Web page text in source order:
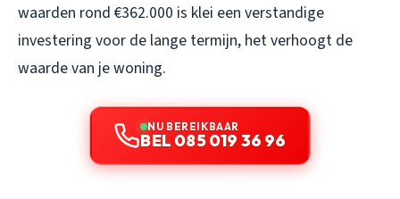
waarden rond €362.000 is klei een verstandige
investering voor de lange termijn, het verhoogt de
waarde van je woning.
NU BEREIKBAAR
BEL 085 019 36 96